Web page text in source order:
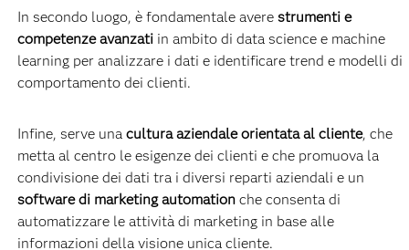
In secondo luogo, è fondamentale avere strumenti e
competenze avanzatiin ambito di data science e machine
learning per analizzare i dati e identificare trend e modelli di
comportamento dei clienti.
Infine, serve una cultura aziendale orientata al cliente, che
metta al centro le esigenze dei clienti e che promuova la
condivisione dei dati tra i diversi reparti aziendali e un
software di marketing automationche consenta di
automatizzare le attività di marketing in base alle
informazioni della visione unica cliente.